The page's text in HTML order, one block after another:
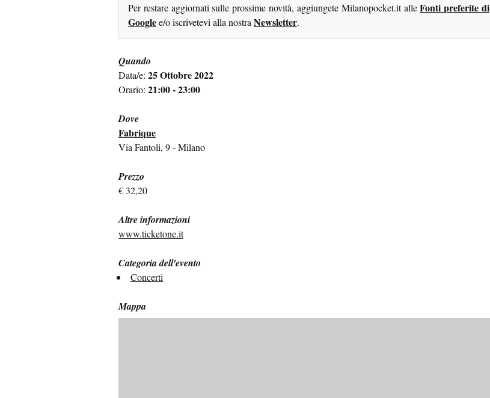
Per restare aggiornati sulle prossime novità, aggiungete Milanopocket.it alleFonti preferite di
Googlee/o iscrivetevi alla nostraNewsletter.
Quando
Data/e: 25 Ottobre 2022
Orario: 21:00 - 23:00
Dove
Fabrique
Via Fantoli, 9 - Milano
Prezzo
€ 32,20
Altre informazioni
www.ticketone.it
Categoria dell'evento
Concerti
Mappa